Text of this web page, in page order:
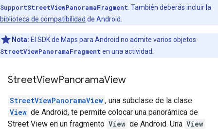
SupportStreetViewPanoramaFragment . También deberás incluir la
biblioteca de compatibilidad de Android.
Nota: El SDK de Maps para Android no admite varios objetos
StreetViewPanoramaFragment en una actividad.
StreetViewPanoramaView
StreetViewPanoramaView , una subclase de la clase
View de Android, te permite colocar una panorámica de
Street View en un fragmento View de Android. Una View